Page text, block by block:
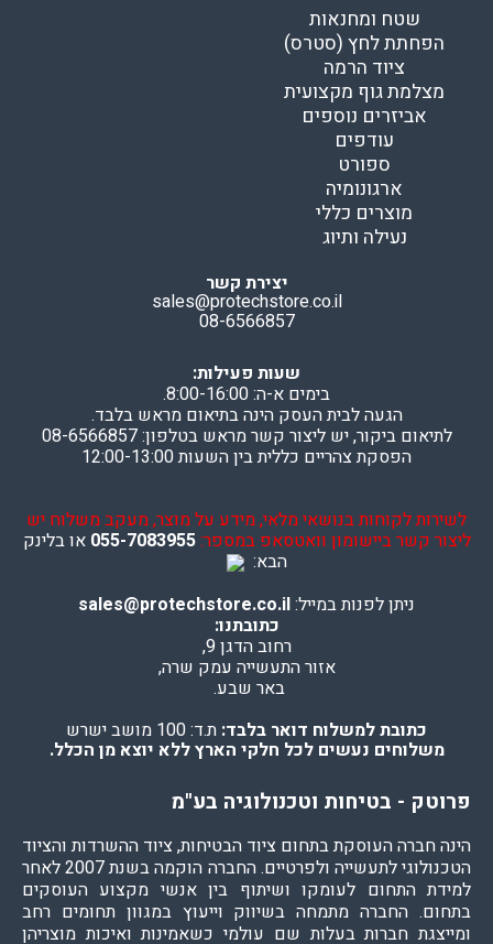
שטח ומחנאות
הפחתת לחץ (סטרס)
ציוד הרמה
מצלמת גוף מקצועית
אביזרים נוספים
עודפים
ספורט
ארגונומיה
מוצרים כללי
נעילה ותיוג
יצירת קשר
sales@protechstore.co.il
08-6566857
שעות פעילות:
בימים א-ה: 8:00-16:00.
הגעה לבית העסק הינה בתיאום מראש בלבד.
לתיאום ביקור, יש ליצור קשר מראש בטלפון: 08-6566857
הפסקת צהריים כללית בין השעות 12:00-13:00
לשירות לקוחות בנושאי מלאי, מידע על מוצר, מעקב משלוח יש
ליצור קשר ביישומון וואטסאפ במספר:055-7083955 או בלינק
הבא:
ניתן לפנות במייל:sales@protechstore.co.il
כתובתנו:
רחוב הדגן 9,
אזור התעשייה עמק שרה,
באר שבע.
כתובת למשלוח דואר בלבד: ת.ד: 100 מושב ישרש
משלוחים נעשים לכל חלקי הארץ ללא יוצא מן הכלל.
פרוטק - בטיחות וטכנולוגיה בע"מ
הינה חברה העוסקת בתחום ציוד הבטיחות, ציוד ההשרדות והציוד
הטכנולוגי לתעשייה ולפרטיים. החברה הוקמה בשנת 2007 לאחר
למידת התחום לעומקו ושיתוף בין אנשי מקצוע העוסקים
בתחום. החברה מתמחה בשיווק וייעוץ במגוון תחומים רחב
ומייצגת חברות בעלות שם עולמי כשאמינות ואיכות מוצריהן